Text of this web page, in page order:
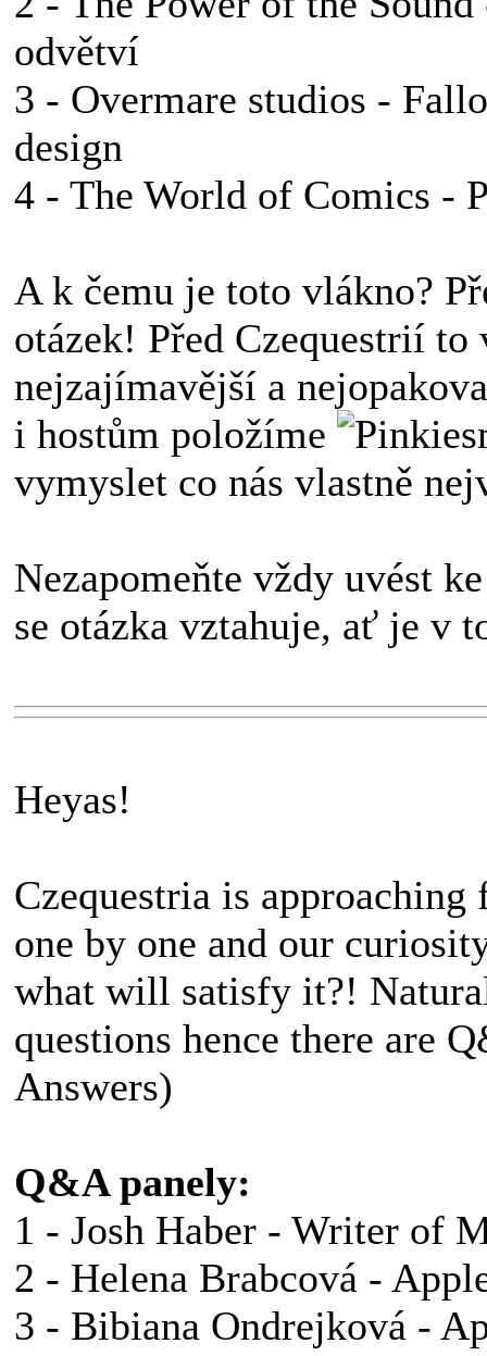
odvětví
3 - Overmare studios -
design
4 - The World of Comics -
A k čemu je toto vlákno?
otázek! Před Czequestrií
nejzajímavější a
i hostům položíme
vymyslet co nás vlastně
Nezapomeňte vždy uvést
se otázka vztahuje, ať je v
Heyas!
Czequestria is approaching
one by one and our
what will satisfy it?!
questions hence there are
Answers)
Q&A panely:
1 - Josh Haber - Writer of
2 - Helena Brabcová -
3 - Bibiana Ondrejková -